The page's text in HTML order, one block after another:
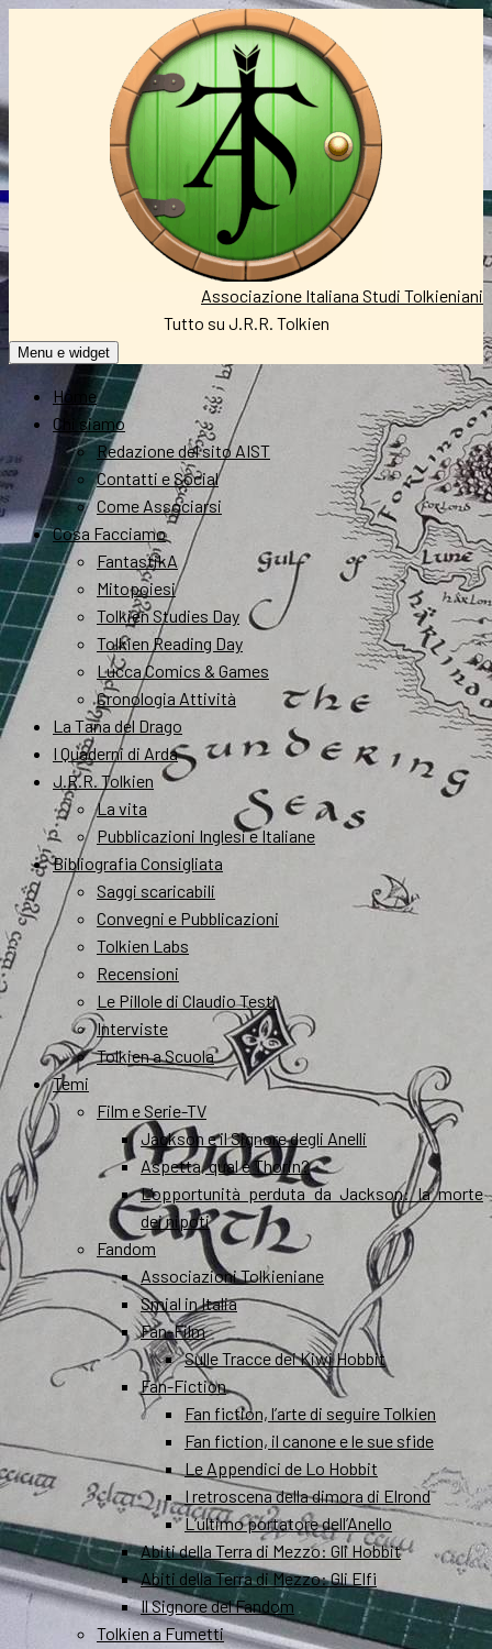
Associazione Italiana Studi Tolkieniani
Tutto su J.R.R. Tolkien
Menu e widget
Home
Chi siamo
Redazione del sito AIST
Contatti e Social
Come Associarsi
Cosa Facciamo
FantastikA
Mitopoiesi
Tolkien Studies Day
Tolkien Reading Day
Lucca Comics & Games
Cronologia Attività
La Tana del Drago
I Quaderni di Arda
J.R.R. Tolkien
La vita
Pubblicazioni Inglesi e Italiane
Bibliografia Consigliata
Saggi scaricabili
Convegni e Pubblicazioni
Tolkien Labs
Recensioni
Le Pillole di Claudio Testi
Interviste
Tolkien a Scuola
Temi
Film e Serie-TV
Jackson e il Signore degli Anelli
Aspetta, qual è Thorin?
L’opportunità perduta da Jackson: la morte
dei nipoti
Fandom
Associazioni Tolkieniane
Smial in Italia
Fan-Film
Sulle Tracce dei Kiwi Hobbit
Fan-Fiction
Fan fiction, l’arte di seguire Tolkien
Fan fiction, il canone e le sue sfide
Le Appendici de Lo Hobbit
I retroscena della dimora di Elrond
L’ultimo portatore dell’Anello
Abiti della Terra di Mezzo: Gli Hobbit
Abiti della Terra di Mezzo: Gli Elfi
Il Signore del Fandom
Tolkien a Fumetti